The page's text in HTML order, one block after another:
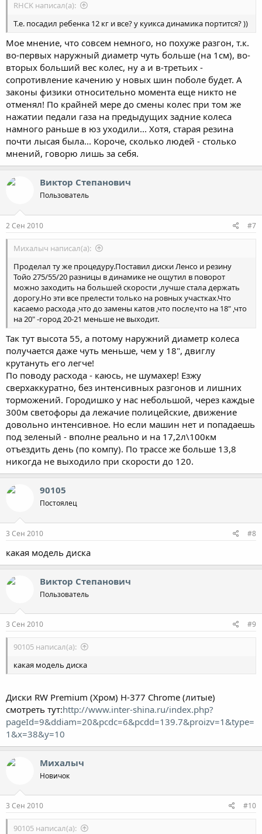
RHCK написал(а):
Т.е. посадил ребенка 12 кг и все? у куикса динамика портится? ))
Мое мнение, что совсем немного, но похуже разгон, т.к.
во-первых наружный диаметр чуть больше (на 1см), во-
вторых больший вес колес, ну а и в-третьих -
сопротивление качению у новых шин поболе будет. А
законы физики относительно момента еще никто не
отменял! По крайней мере до смены колес при том же
нажатии педали газа на предыдущих задние колеса
намного раньше в юз уходили... Хотя, старая резина
почти лысая была... Короче, сколько людей - столько
мнений, говорю лишь за себя.
Виктор Степанович
Пользователь
2 Сен 2010 #7
Михалыч написал(а):
Проделал ту же процедуру.Поставил диски Ленсо и резину
Тойо 275/55/20 разницы в динамике не ощутил в поворот
можно заходить на большей скорости ,лучше стала держать
дорогу.Но эти все прелести только на ровных участках.Что
касаемо расхода ,что до замены катов ,что после,что на 18" ,что
на 20" -город 20-21 меньше не выходит.
Так тут высота 55, а потому наружний диаметр колеса
получается даже чуть меньше, чем у 18", двиглу
крутануть его легче!
По поводу расхода - каюсь, не шумахер! Езжу
сверхаккуратно, без интенсивных разгонов и лишних
торможений. Городишко у нас небольшой, через каждые
300м светофоры да лежачие полицейские, движение
довольно интенсивное. Но если машин нет и попадаешь
под зеленый - вполне реально и на 17,2л\100км
отъездить день (по компу). По трассе же больше 13,8
никогда не выходило при скорости до 120.
90105
Постоялец
3 Сен 2010 #8
какая модель диска
Виктор Степанович
Пользователь
3 Сен 2010 #9
90105 написал(а):
какая модель диска
Диски RW Premium (Хром) Н-377 Chrome (литые)
смотреть тут:http://www.inter-shina.ru/index.php?
pageId=9&ddiam=20&pcdc=6&pcdd=139.7&proizv=1&type=
1&x=38&y=10
Михалыч
Новичок
3 Сен 2010 #10
90105 написал(а):